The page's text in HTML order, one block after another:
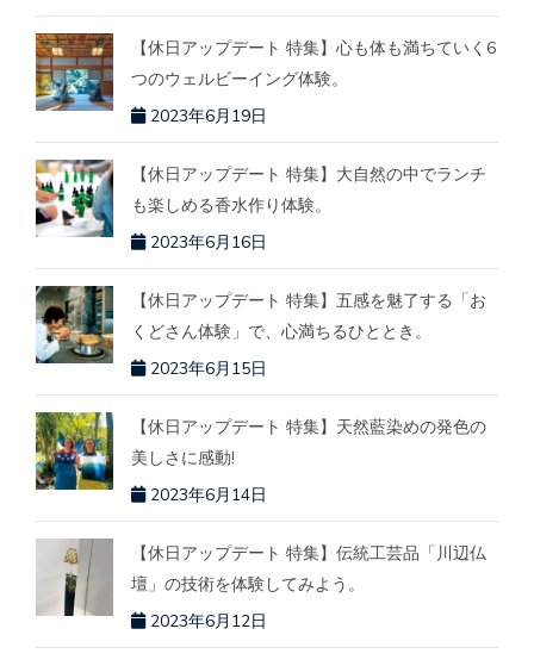
【休日アップデート 特集】心も体も満ちていく6
つのウェルビーイング体験。
2023年6月19日
【休日アップデート 特集】大自然の中でランチ
も楽しめる香水作り体験。
2023年6月16日
【休日アップデート 特集】五感を魅了する「お
くどさん体験」で、心満ちるひととき。
2023年6月15日
【休日アップデート 特集】天然藍染めの発色の
美しさに感動!
2023年6月14日
【休日アップデート 特集】伝統工芸品「川辺仏
壇」の技術を体験してみよう。
2023年6月12日